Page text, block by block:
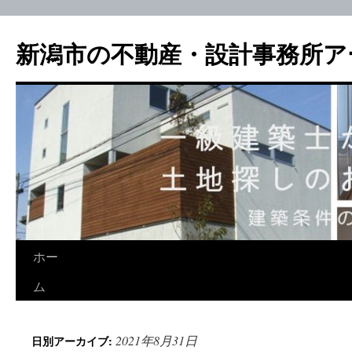
新潟市の不動産・設計事務所
ホー
ム
日別アーカイブ: 2021年8月31日